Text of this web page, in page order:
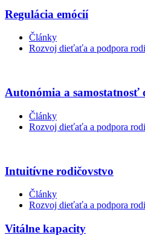
Regulácia emócií
Články
Rozvoj dieťaťa a podpora
Autonómia a
Články
Rozvoj dieťaťa a podpora
Intuitívne rodičovstvo
Články
Rozvoj dieťaťa a podpora
Vitálne kapacity